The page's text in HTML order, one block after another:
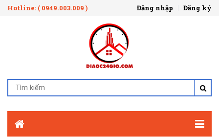
Hotline: ( 0949.003.009 ) Đăng nhập Đăng ký